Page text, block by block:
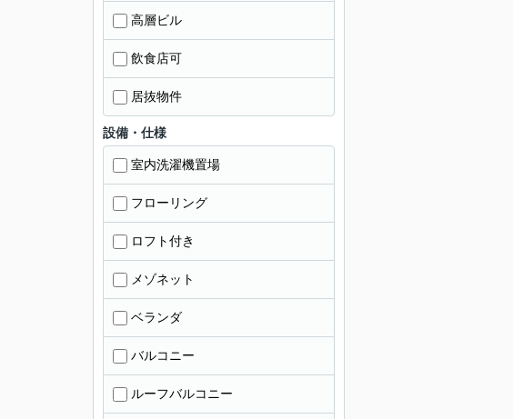
高層ビル
飲食店可
居抜物件
設備・仕様
室内洗濯機置場
フローリング
ロフト付き
メゾネット
ベランダ
バルコニー
ルーフバルコニー